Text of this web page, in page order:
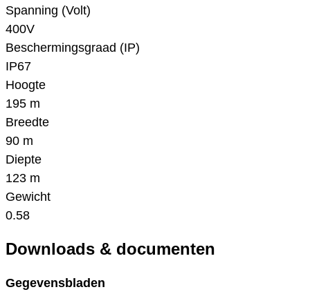
Spanning (Volt)
400V
Beschermingsgraad (IP)
IP67
Hoogte
195 m
Breedte
90 m
Diepte
123 m
Gewicht
0.58
Downloads & documenten
Gegevensbladen